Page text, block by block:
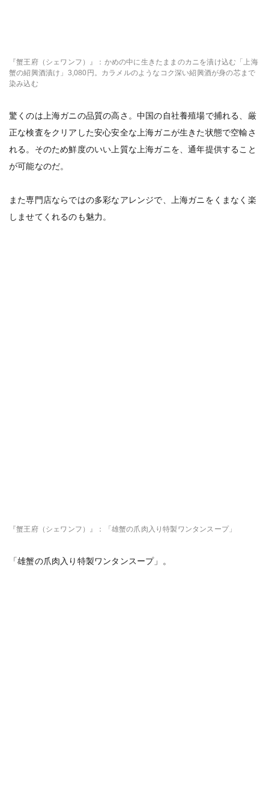
『蟹王府（シェワンフ）』：かめの中に生きたままのカニを漬け込む「上海
蟹の紹興酒漬け」3,080円。カラメルのようなコク深い紹興酒が身の芯まで
染み込む
驚くのは上海ガニの品質の高さ。中国の自社養殖場で捕れる、厳
正な検査をクリアした安心安全な上海ガニが生きた状態で空輸さ
れる。そのため鮮度のいい上質な上海ガニを、通年提供すること
が可能なのだ。
また専門店ならではの多彩なアレンジで、上海ガニをくまなく楽
しませてくれるのも魅力。
『蟹王府（シェワンフ）』：「雄蟹の爪肉入り特製ワンタンスープ」
「雄蟹の爪肉入り特製ワンタンスープ」。